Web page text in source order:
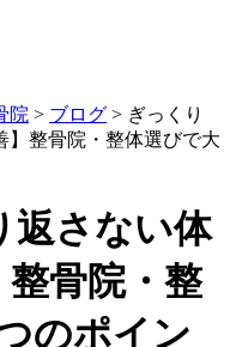
院 > ブログ > ぎっくり
】整骨院・整体選びで大
返さない体
骨院・整
のポイン